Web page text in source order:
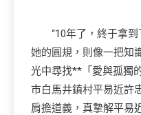
“10年了，終于拿到
她的圓規，則像一把知
光中尋找**「愛與孤獨
市白馬井鎮村平易近許
肩擔道義，真摯解平易